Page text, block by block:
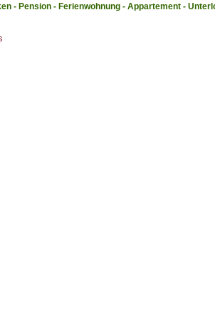
- Pension - Ferienwohnung - Appartement -